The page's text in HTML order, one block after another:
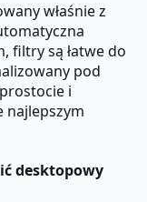
właśnie z
filtry są łatwe do
pod
i
najlepszym
desktopowy